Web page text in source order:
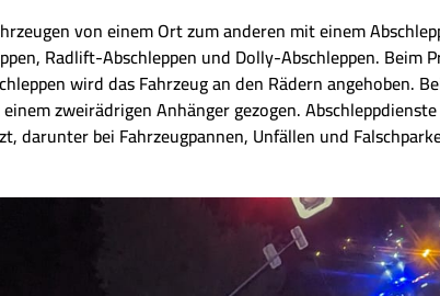
von einem Ort zum anderen mit einem
Radlift-Abschleppen und Dolly-Abschleppen. Beim
wird das Fahrzeug an den Rädern angehoben.
zweirädrigen Anhänger gezogen.
darunter bei Fahrzeugpannen, Unfällen und